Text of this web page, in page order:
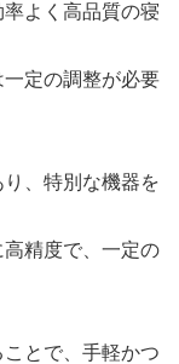
よく高品質の寝
定の調整が必要
、特別な機器を
精度で、一定の
とで、手軽かつ